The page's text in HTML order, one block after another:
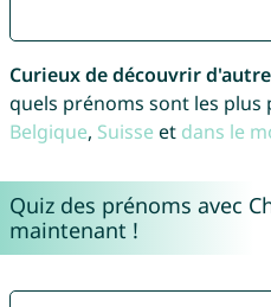
Curieux de découvrir
quels prénoms sont les plus
Belgique, Suisse et dans le
Quiz des prénoms avec
maintenant !